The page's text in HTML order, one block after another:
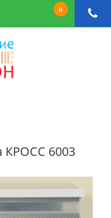
0
КРОСС 6003